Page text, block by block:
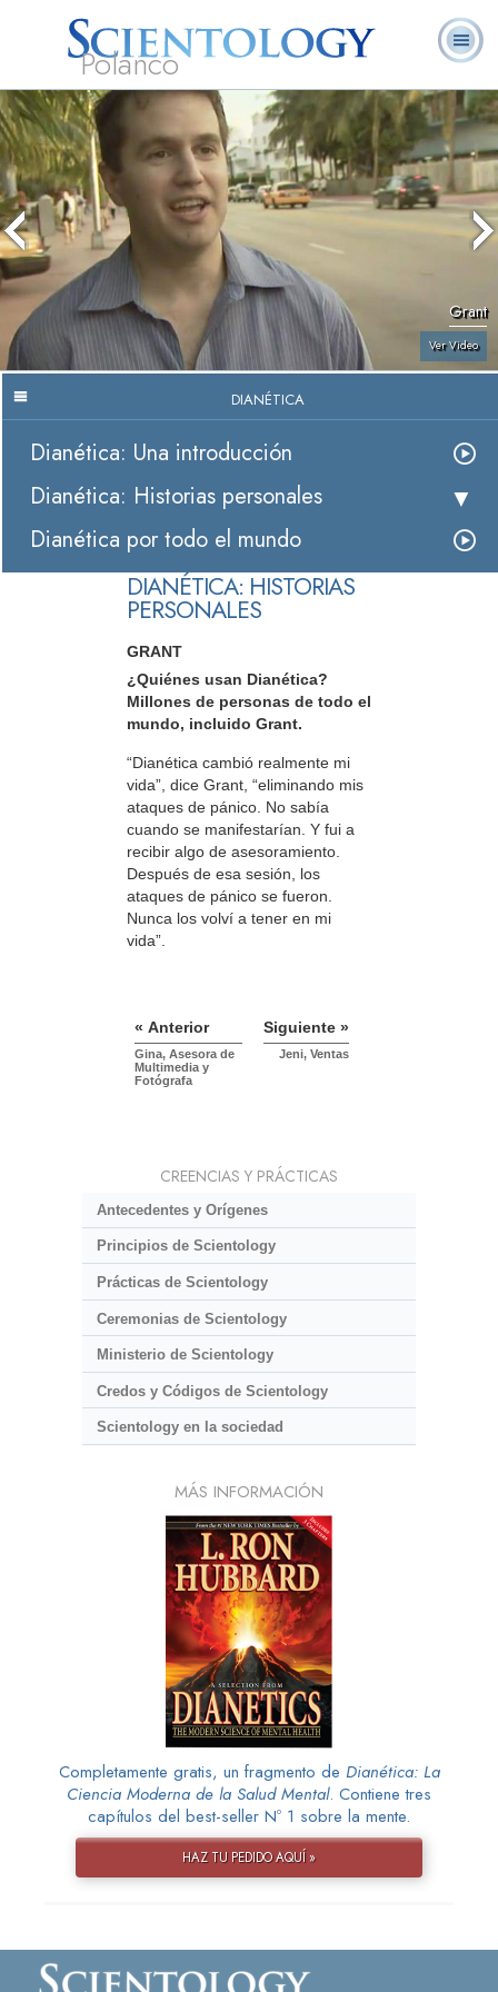
Polanco
L. Ronald
Hubbard
¿Qué es
Scientology?
Ministros
Voluntarios
Preguntas
Frecuentes
Libros
Grant
Ver Video
DIANÉTICA
Dianética: Una introducción
Dianética: Historias personales
Dianética por todo el mundo
DIANÉTICA: HISTORIAS
PERSONALES
GRANT
¿Quiénes usan Dianética?
Millones de personas de todo el
mundo, incluido Grant.
“Dianética cambió realmente mi
vida”, dice Grant, “eliminando mis
ataques de pánico. No sabía
cuando se manifestarían. Y fui a
recibir algo de asesoramiento.
Después de esa sesión, los
ataques de pánico se fueron.
Nunca los volví a tener en mi
vida”.
« Anterior
Gina, Asesora de
Multimedia y
Fotógrafa
Siguiente »
Jeni, Ventas
CREENCIAS Y PRÁCTICAS
Antecedentes y Orígenes
Principios de Scientology
Prácticas de Scientology
Ceremonias de Scientology
Ministerio de Scientology
Credos y Códigos de Scientology
Scientology en la sociedad
MÁS INFORMACIÓN
Completamente gratis, un fragmento de Dianética: La
Ciencia Moderna de la Salud Mental. Contiene tres
capítulos del best-seller Nº 1 sobre la mente.
HAZ TU PEDIDO AQUÍ »